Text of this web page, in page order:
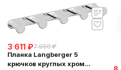
3 611 ₽7 950 ₽
Планка Langberger 5
крючков круглых хром